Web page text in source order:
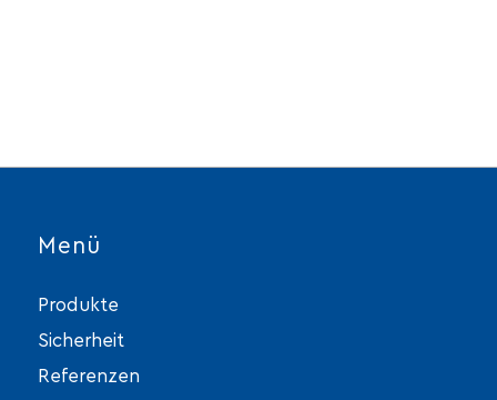
Menü
Produkte
Sicherheit
Referenzen